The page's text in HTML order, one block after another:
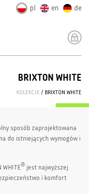
pl en de
BRIXTON WHITE
KOLEKCJE / BRIXTON WHITE
sposób zaprojektowana
do istniejących wymogów i
® jest najwyższej
i komfort